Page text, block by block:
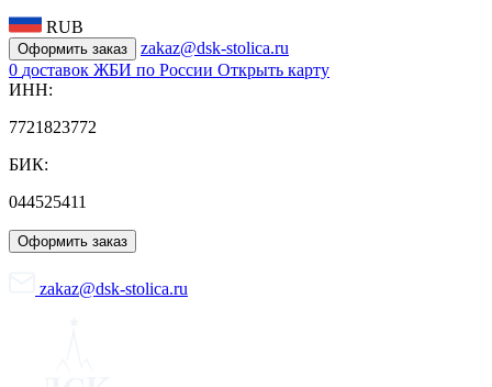
RUB
Оформить заказ
zakaz@dsk-stolica.ru
0 доставок ЖБИ по России Открыть карту
ИНН:
7721823772
БИК:
044525411
Оформить заказ
zakaz@dsk-stolica.ru